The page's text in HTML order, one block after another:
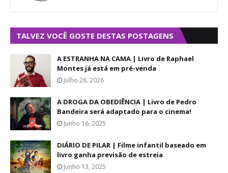
TALVEZ VOCÊ GOSTE DESTAS POSTAGENS
A ESTRANHA NA CAMA | Livro de Raphael
Montes já está em pré-venda
Julho 28, 2026
A DROGA DA OBEDIÊNCIA | Livro de Pedro
Bandeira será adaptado para o cinema!
Junho 16, 2025
DIÁRIO DE PILAR | Filme infantil baseado em
livro ganha previsão de estreia
Junho 13, 2025